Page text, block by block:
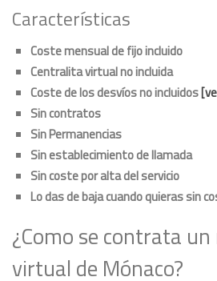
Características
Coste mensual de fijo incluido
Centralita virtual no incluida
Coste de los desvíos no incluidos
Sin contratos
Sin Permanencias
Sin establecimiento de llamada
Sin coste por alta del servicio
Lo das de baja cuando quieras sin
¿Como se contrata
virtual de Mónaco?